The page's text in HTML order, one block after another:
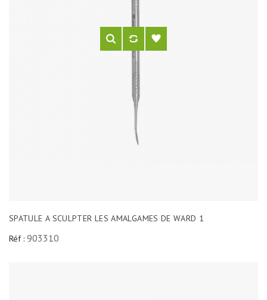
SPATULE A SCULPTER LES AMALGAMES DE WARD 1
Réf : 903310